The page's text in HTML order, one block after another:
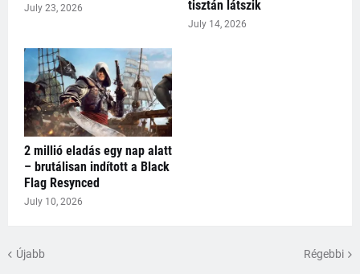
July 23, 2026
tisztán látszik
July 14, 2026
2 millió eladás egy nap alatt
– brutálisan indított a Black
Flag Resynced
July 10, 2026
Újabb Régebbi